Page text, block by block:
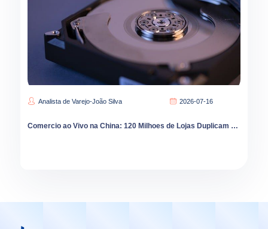
Analista de Varejo-João Silva 2026-07-16
Comercio ao Vivo na China: 120 Milhoes de Lojas Duplicam Vendas em Live Streaming